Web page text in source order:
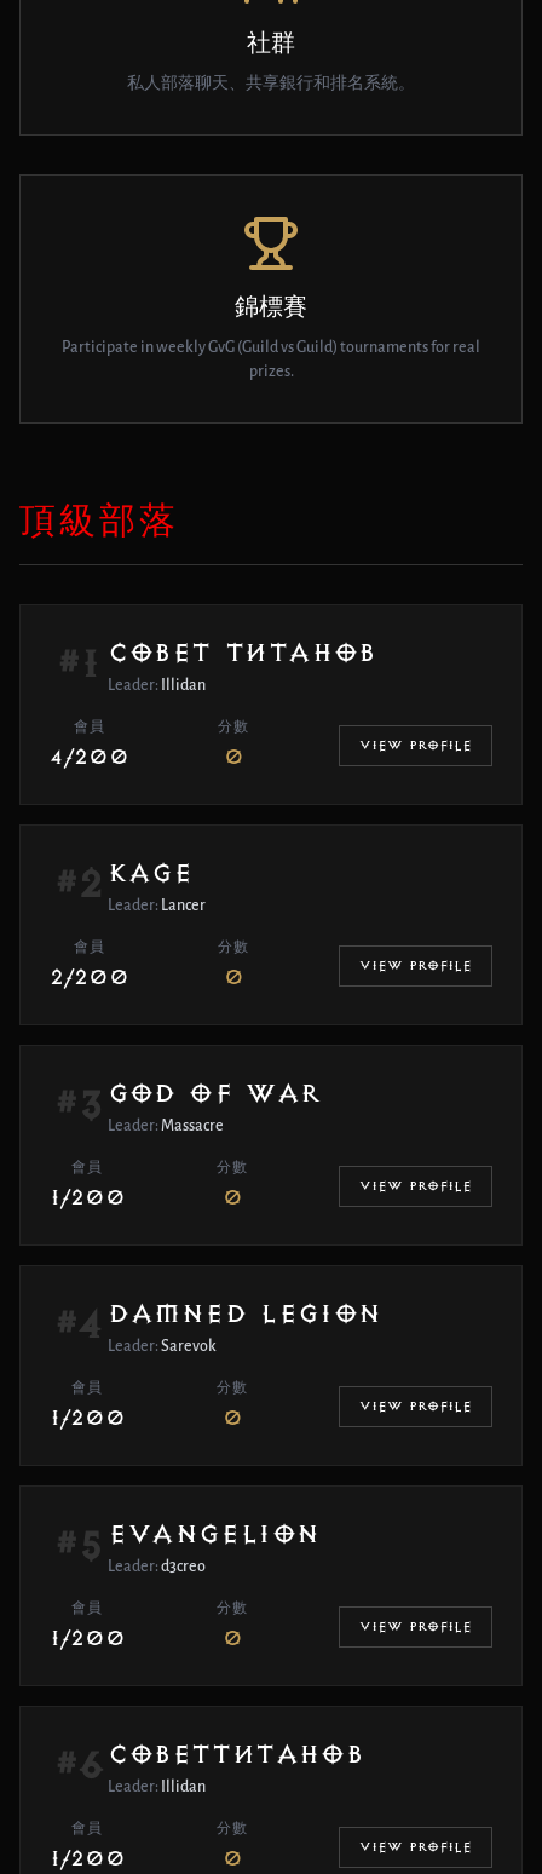
社群
私人部落聊天、共享銀行和排名系統。
錦標賽
Participate in weekly GvG (Guild vs Guild) tournaments for real
prizes.
頂級部落
#1 СОВЕТ ТИТАНОВ
Leader: Illidan
會員
4/200
分數
0 VIEW PROFILE
#2 KAGE
Leader: Lancer
會員
2/200
分數
0 VIEW PROFILE
#3 GOD OF WAR
Leader: Massacre
會員
1/200
分數
0 VIEW PROFILE
#4 DAMNED LEGION
Leader: Sarevok
會員
1/200
分數
0 VIEW PROFILE
#5 EVANGELION
Leader: d3creo
會員
1/200
分數
0 VIEW PROFILE
#6 СОВЕТТИТАНОВ
Leader: Illidan
會員
1/200
分數
0 VIEW PROFILE